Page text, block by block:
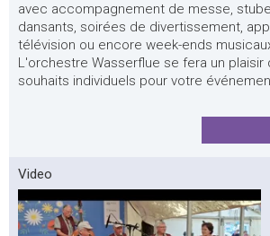
avec accompagnement de messe,
dansants, soirées de divertissement,
télévision ou encore week-ends
L'orchestre Wasserflue se fera un plaisir
souhaits individuels pour votre
Video